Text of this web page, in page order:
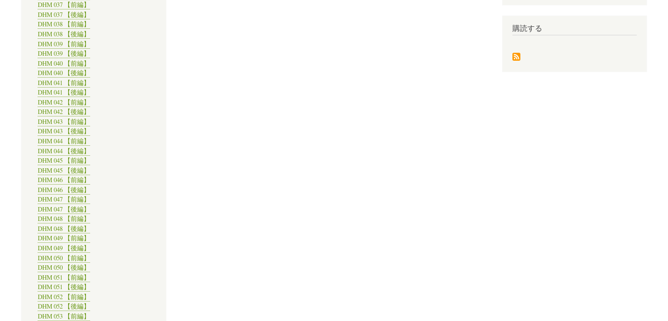
DHM 037 【前編】
DHM 037 【後編】
DHM 038 【前編】
DHM 038 【後編】
DHM 039 【前編】
DHM 039 【後編】
DHM 040 【前編】
DHM 040 【後編】
DHM 041 【前編】
DHM 041 【後編】
DHM 042 【前編】
DHM 042 【後編】
DHM 043 【前編】
DHM 043 【後編】
DHM 044 【前編】
DHM 044 【後編】
DHM 045 【前編】
DHM 045 【後編】
DHM 046 【前編】
DHM 046 【後編】
DHM 047 【前編】
DHM 047 【後編】
DHM 048 【前編】
DHM 048 【後編】
DHM 049 【前編】
DHM 049 【後編】
DHM 050 【前編】
DHM 050 【後編】
DHM 051 【前編】
DHM 051 【後編】
DHM 052 【前編】
DHM 052 【後編】
DHM 053 【前編】
購読する